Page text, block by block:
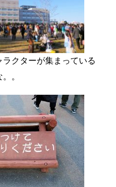
クターが集まっている
。